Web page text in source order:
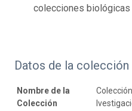
colecciones biológicas
Datos de la colección
Nombre de la
Colección